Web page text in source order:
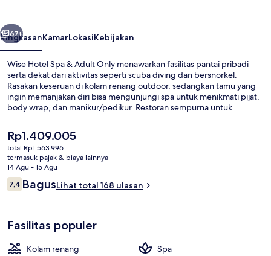
Only
Berikutnya
67+
RingkasanKamarLokasiKebijakan
Wise Hotel Spa & Adult Only menawarkan fasilitas pantai pribadi
serta dekat dari aktivitas seperti scuba diving dan bersnorkel.
Rasakan keseruan di kolam renang outdoor, sedangkan tamu yang
ingin memanjakan diri bisa mengunjungi spa untuk menikmati pijat,
body wrap, dan manikur/pedikur. Restoran sempurna untuk
dingin di bar/lounge. Temukan fasilitas unggulan lain di hotel
mewah ini seperti klub kesehatan, pusat kebugaran, dan sauna.
Harga
saat
ini
Rp1.409.005
Rp1.409.005
total Rp1.563.996
termasuk pajak & biaya lainnya
14 Agu - 15 Agu
Ulasan
7,47,4 dari 10
BagusLihat total 168 ulasan
Fasilitas populer
Kolam renang
Spa